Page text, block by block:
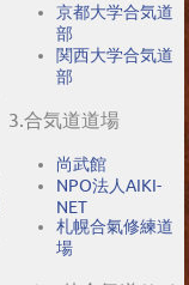
京都大学合気道
部
関西大学合気道
部
3.合気道道場
尚武館
NPO法人AIKI-
NET
札幌合氣修練道
場